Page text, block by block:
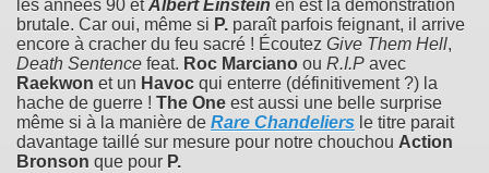
les années 90 etAlbert Einstein en est la démonstration
brutale. Car oui, même si P. paraît parfois feignant, il arrive
encore à cracher du feu sacré ! Écoutez Give Them Hell,
Death Sentence feat. Roc Marciano ou R.I.P avec
Raekwon et un Havoc qui enterre (définitivement ?) la
hache de guerre ! The One est aussi une belle surprise
même si à la manière de Rare Chandeliers le titre parait
davantage taillé sur mesure pour notre chouchou Action
Bronson que pour P.